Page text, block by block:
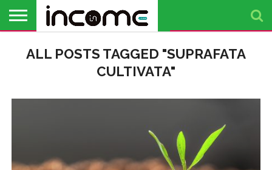
PROFIL DE
ANTREPRENOR
BUSINESS
ANALIZE
OPINII
FINANȚE
PERSONALE
TIMP
LIBER
ALL POSTS TAGGED "SUPRAFATA
CULTIVATA"